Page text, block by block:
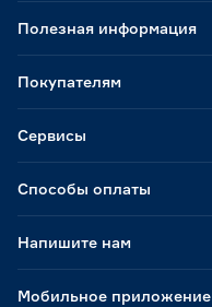
Способы оплаты
Мобильное приложение
Полезная информация
Покупателям
Сервисы
Напишите нам